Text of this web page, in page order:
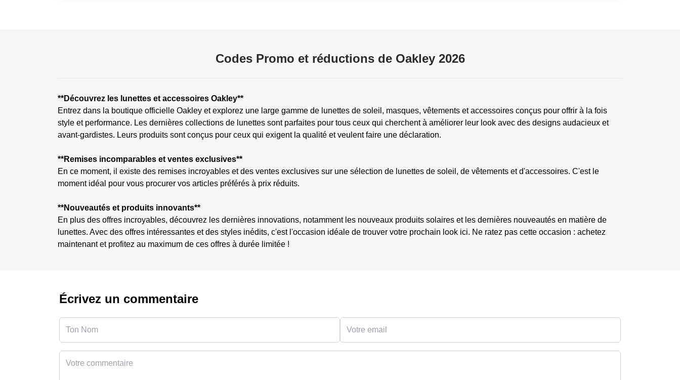
Codes Promo et réductions de Oakley 2026
**Découvrez les lunettes et accessoires Oakley**
Entrez dans la boutique officielle Oakley et explorez une large gamme de lunettes de soleil, masques, vêtements et accessoires conçus pour offrir à la fois
style et performance. Les dernières collections de lunettes sont parfaites pour tous ceux qui cherchent à améliorer leur look avec des designs audacieux et
avant-gardistes. Leurs produits sont conçus pour ceux qui exigent la qualité et veulent faire une déclaration.
**Remises incomparables et ventes exclusives**
En ce moment, il existe des remises incroyables et des ventes exclusives sur une sélection de lunettes de soleil, de vêtements et d'accessoires. C'est le
moment idéal pour vous procurer vos articles préférés à prix réduits.
**Nouveautés et produits innovants**
En plus des offres incroyables, découvrez les dernières innovations, notamment les nouveaux produits solaires et les dernières nouveautés en matière de
lunettes. Avec des offres intéressantes et des styles inédits, c'est l'occasion idéale de trouver votre prochain look ici. Ne ratez pas cette occasion : achetez
maintenant et profitez au maximum de ces offres à durée limitée !
Écrivez un commentaire